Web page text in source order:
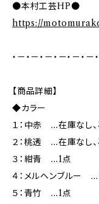
●本村工芸HP●
https://
・－・－・－・－・－・－
【商品詳細】
◆カラー
１：中赤 …在庫なし
２：桃透 …在庫なし
３：紺青 …1点
４：メルヘンブルー
５：青竹 …1点